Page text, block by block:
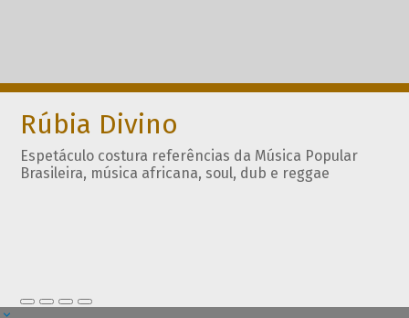
Rúbia Divino
Espetáculo costura referências da Música Popular
Brasileira, música africana, soul, dub e reggae